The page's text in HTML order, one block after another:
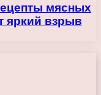
мясных
яркий взрыв